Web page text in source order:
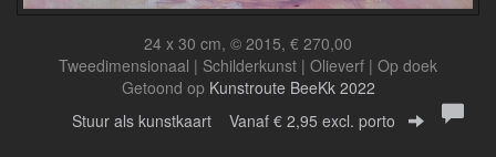
24 x 30 cm, © 2015, € 270,00
Tweedimensionaal | Schilderkunst | Olieverf | Op doek
Getoond op Kunstroute BeeKk 2022
Stuur als kunstkaart Vanaf € 2,95 excl. porto